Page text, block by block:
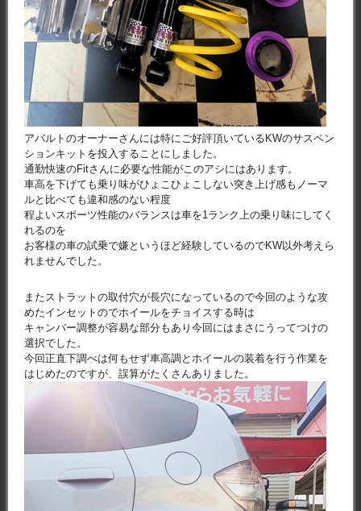
アバルトのオーナーさんには特にご好評頂いているKWのサスペン
ションキットを投入することにしました。
通勤快速のFitさんに必要な性能がこのアシにはあります。
車高を下げても乗り味がひょこひょこしない突き上げ感もノーマ
ルと比べても違和感のない程度
程よいスポーツ性能のバランスは車を1ランク上の乗り味にしてく
れるのを
お客様の車の試乗で嫌というほど経験しているのでKW以外考えら
れませんでした。
またストラットの取付穴が長穴になっているので今回のような攻
めたインセットのでホイールをチョイスする時は
キャンバー調整が容易な部分もあり今回にはまさにうってつけの
選択でした。
今回正直下調べは何もせず車高調とホイールの装着を行う作業を
はじめたのですが、誤算がたくさんありました。